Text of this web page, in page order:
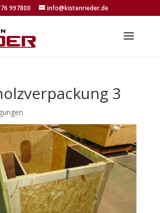
997800 info@kistenrieder.de
3